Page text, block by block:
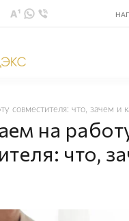
совместителя: что, зачем и
на
что,